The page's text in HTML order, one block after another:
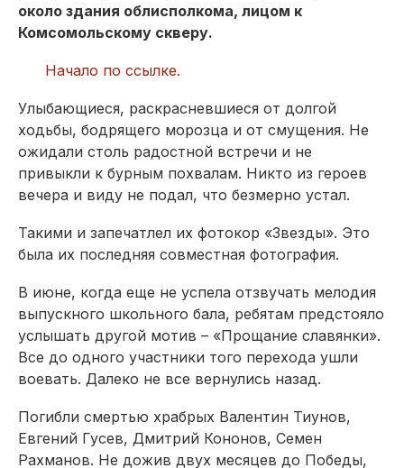
около здания облисполкома, лицом к
Комсомольскому скверу.
Начало по ссылке.
Улыбающиеся, раскрасневшиеся от долгой
ходьбы, бодрящего морозца и от смущения. Не
ожидали столь радостной встречи и не
привыкли к бурным похвалам. Никто из героев
вечера и виду не подал, что безмерно устал.
Такими и запечатлел их фотокор «Звезды». Это
была их последняя сов­местная фотография.
В июне, когда еще не успела отзвучать мелодия
выпускного школьного бала, ребятам предстояло
услышать другой мотив – «Прощание славянки».
Все до одного участники того перехода ушли
воевать. Далеко не все вернулись назад.
Погибли смертью храбрых Валентин Тиунов,
Евгений Гусев, Дмитрий Кононов, Семен
Рахманов. Не дожив двух месяцев до Победы,